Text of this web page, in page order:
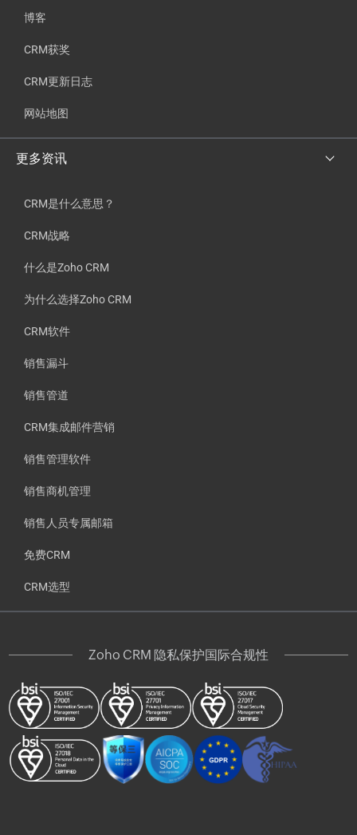
博客
CRM获奖
CRM更新日志
网站地图
更多资讯
CRM是什么意思？
CRM战略
什么是Zoho CRM
为什么选择Zoho CRM
CRM软件
销售漏斗
销售管道
CRM集成邮件营销
销售管理软件
销售商机管理
销售人员专属邮箱
免费CRM
CRM选型
Zoho CRM 隐私保护国际合规性